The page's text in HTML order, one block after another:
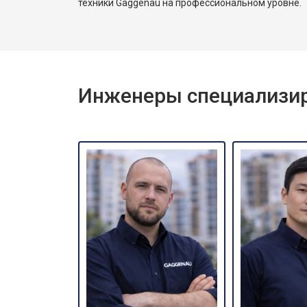
техники Gaggenau на профессиональном уровне.
Инженеры